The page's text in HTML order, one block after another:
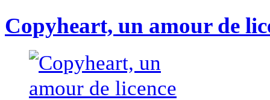
Copyheart, un amour de